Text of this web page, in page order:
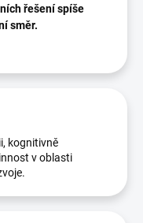
řešení spíše
směr.
kognitivně
v oblasti